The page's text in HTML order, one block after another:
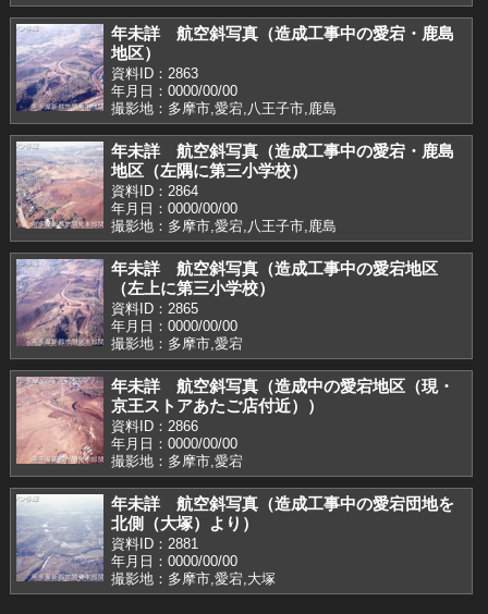
年未詳 航空斜写真（造成工事中の愛宕・鹿島
地区）
資料ID：2863
年月日：0000/00/00
撮影地：多摩市,愛宕,八王子市,鹿島
年未詳 航空斜写真（造成工事中の愛宕・鹿島
地区（左隅に第三小学校）
資料ID：2864
年月日：0000/00/00
撮影地：多摩市,愛宕,八王子市,鹿島
年未詳 航空斜写真（造成工事中の愛宕地区
（左上に第三小学校）
資料ID：2865
年月日：0000/00/00
撮影地：多摩市,愛宕
年未詳 航空斜写真（造成中の愛宕地区（現・
京王ストアあたご店付近））
資料ID：2866
年月日：0000/00/00
撮影地：多摩市,愛宕
年未詳 航空斜写真（造成工事中の愛宕団地を
北側（大塚）より）
資料ID：2881
年月日：0000/00/00
撮影地：多摩市,愛宕,大塚